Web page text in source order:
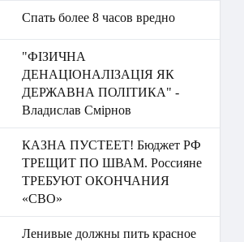
Спать более 8 часов вредно
"ФІЗИЧНА
ДЕНАЦІОНАЛІЗАЦІЯ ЯК
ДЕРЖАВНА ПОЛІТИКА" -
Владислав Смірнов
КАЗНА ПУСТЕЕТ! Бюджет РФ
ТРЕЩИТ ПО ШВАМ. Россияне
ТРЕБУЮТ ОКОНЧАНИЯ
«СВО»
Ленивые должны пить красное